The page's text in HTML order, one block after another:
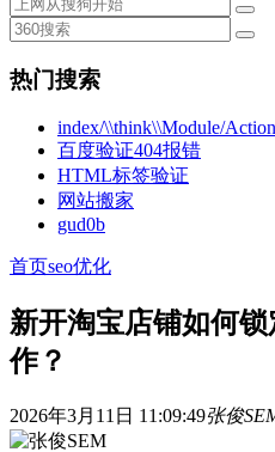
热门搜索
index/\\think\\Module/
百度验证404报错
HTML标签验证
网站搬家
gud0b
首页seo优化
新开淘宝店铺如何
作？
2026年3月11日 11:09:49张俊